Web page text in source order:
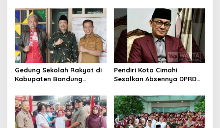
Rebranding RSUD Cibabat
Legitimasi Parpol
Gedung Sekolah Rakyat di
Kabupaten Bandung
Siap Tampung Dua Ribu
Siswa
Pendiri Kota Cimahi
Sesalkan Absennya DPRD
Rebranding RSUD Cibabat